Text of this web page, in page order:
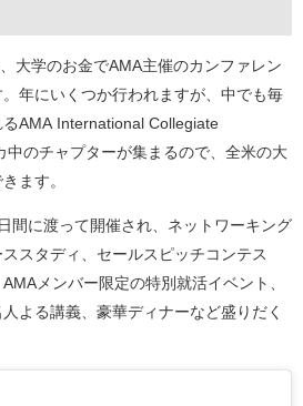
大学のお金でAMA主催のカンファレン
年にいくつか行われますが、中でも毎
AMA International Collegiate
のチャプターが集まるので、全米の大
ます。
間に渡って開催され、ネットワーキング
スタディ、セールスピッチコンテス
メンバー限定の特別就活イベント、
よる講義、豪華ディナーなど盛りだく